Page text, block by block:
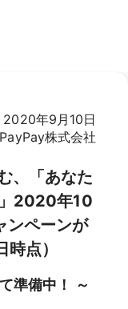
2020年9月10日
PayPay株式会社
、「あなた
2020年10
ンペーンが
点）
準備中！ ～